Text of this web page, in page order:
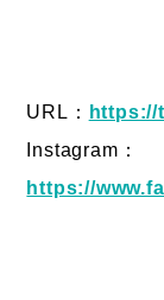
URL：
Instagram：
https://